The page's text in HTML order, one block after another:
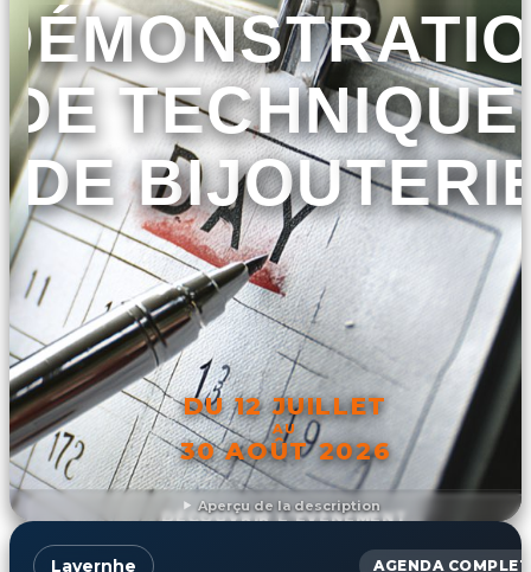
Aperçu de la description
DE
DE
DU 12 JUILLET
AU
30 AOÛT 2026
DÉCOUVRIR L'ÉVÉNEMENT
Lavernhe AGENDA COMPLET